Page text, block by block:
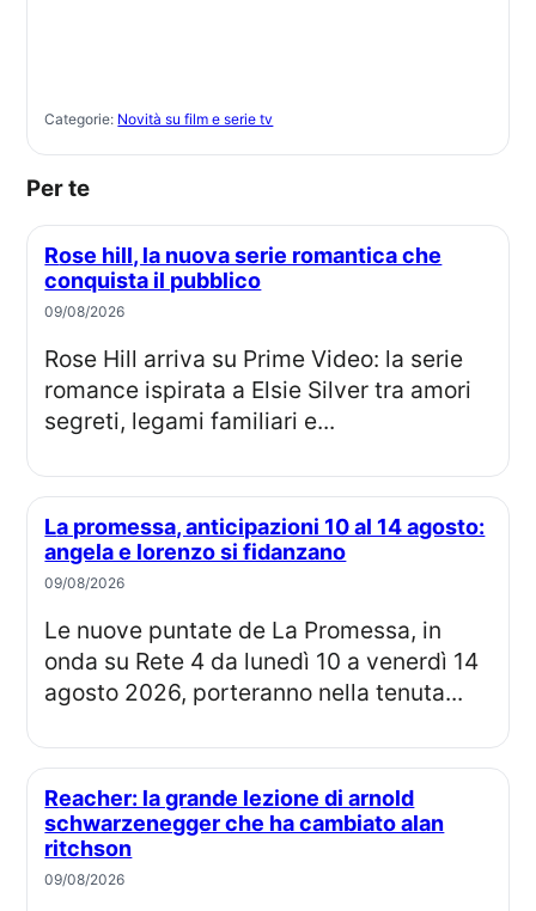
Categorie: Novità su film e serie tv
Per te
Rose hill, la nuova serie romantica che
conquista il pubblico
09/08/2026
Rose Hill arriva su Prime Video: la serie
romance ispirata a Elsie Silver tra amori
segreti, legami familiari e...
La promessa, anticipazioni 10 al 14 agosto:
angela e lorenzo si fidanzano
09/08/2026
Le nuove puntate de La Promessa, in
onda su Rete 4 da lunedì 10 a venerdì 14
agosto 2026, porteranno nella tenuta...
Reacher: la grande lezione di arnold
schwarzenegger che ha cambiato alan
ritchson
09/08/2026